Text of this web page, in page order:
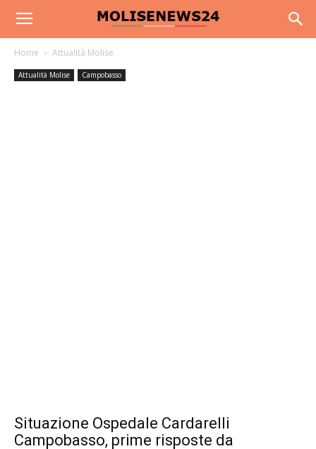
Home Attualità Molise
Attualità Molise Campobasso
Situazione Ospedale Cardarelli
Campobasso, prime risposte da